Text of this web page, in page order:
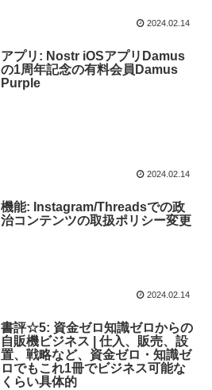
2024.02.14
アプリ: Nostr iOSアプリDamus
の1周年記念の有料会員Damus
Purple
2024.02.14
機能: Instagram/Threadsでの政
治コンテンツの取扱ポリシー変更
2024.02.14
書評☆5: 資金ゼロ知識ゼロからの
自販機ビジネス | 仕入、販売、設
置、戦略など、資金ゼロ・知識ゼ
ロでもこれ1冊でビジネス可能な
くらい具体的